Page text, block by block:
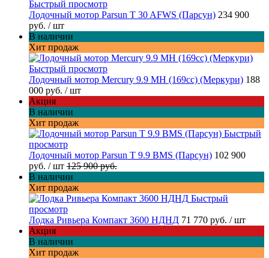
Быстрый просмотр
Лодочный мотор Parsun T 30 AFWS (Парсун) 234 900
руб. / шт
В наличии
Хит продаж
Быстрый просмотр
Лодочный мотор Mercury 9.9 MH (169cc) (Меркури) 188
000 руб. / шт
Акция
В наличии
Хит продаж
Быстрый
просмотр
Лодочный мотор Parsun T 9.9 BMS (Парсун) 102 900
руб. / шт 125 900 руб.
В наличии
Хит продаж
Быстрый
просмотр
Лодка Ривьера Компакт 3600 НДНД 71 770 руб. / шт
Акция
В наличии
Хит продаж